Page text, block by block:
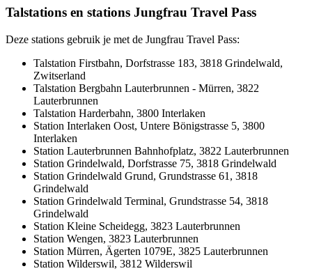
Talstations en stations Jungfrau Travel Pass
Deze stations gebruik je met de Jungfrau Travel Pass:
Talstation Firstbahn, Dorfstrasse 183, 3818 Grindelwald,
Zwitserland
Talstation Bergbahn Lauterbrunnen - Mürren, 3822
Lauterbrunnen
Talstation Harderbahn, 3800 Interlaken
Station Interlaken Oost, Untere Bönigstrasse 5, 3800
Interlaken
Station Lauterbrunnen Bahnhofplatz, 3822 Lauterbrunnen
Station Grindelwald, Dorfstrasse 75, 3818 Grindelwald
Station Grindelwald Grund, Grundstrasse 61, 3818
Grindelwald
Station Grindelwald Terminal, Grundstrasse 54, 3818
Grindelwald
Station Kleine Scheidegg, 3823 Lauterbrunnen
Station Wengen, 3823 Lauterbrunnen
Station Mürren, Ägerten 1079E, 3825 Lauterbrunnen
Station Wilderswil, 3812 Wilderswil